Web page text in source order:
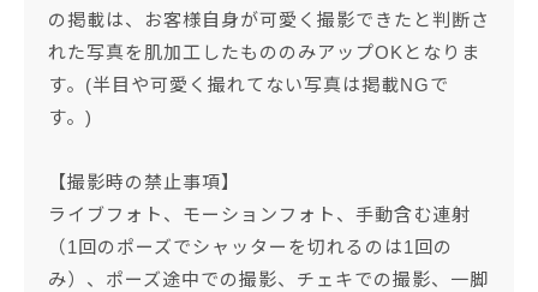
の掲載は、お客様自身が可愛く撮影できたと判断さ
れた写真を肌加工したもののみアップOKとなりま
す。(半目や可愛く撮れてない写真は掲載NGで
す。)
【撮影時の禁止事項】
ライブフォト、モーションフォト、手動含む連射
（1回のポーズでシャッターを切れるのは1回の
み）、ポーズ途中での撮影、チェキでの撮影、一脚